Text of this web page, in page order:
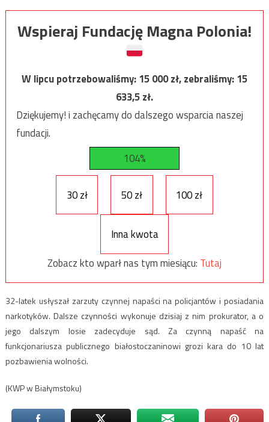
Wspieraj Fundację Magna Polonia!
W lipcu potrzebowaliśmy:15 000zł, zebraliśmy:15
633,5zł.
Dziękujemy! i zachęcamy do dalszego wsparcia naszej
fundacji.
104%
30 zł 50 zł 100 zł
Inna kwota
Zobacz kto wparł nas tym miesiącu: Tutaj
32-latek usłyszał zarzuty czynnej napaści na policjantów i posiadania
narkotyków. Dalsze czynności wykonuje dzisiaj z nim prokurator, a o
jego dalszym losie zadecyduje sąd. Za czynną napaść na
funkcjonariusza publicznego białostoczaninowi grozi kara do 10 lat
pozbawienia wolności.
(KWP w Białymstoku)